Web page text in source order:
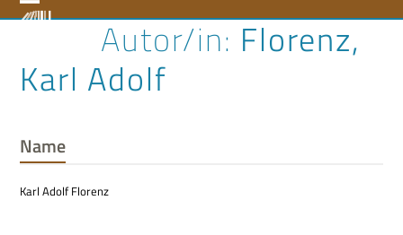
to Open
menu
Close
menu
Florenz,
Karl Adolf
Name
Karl Adolf Florenz